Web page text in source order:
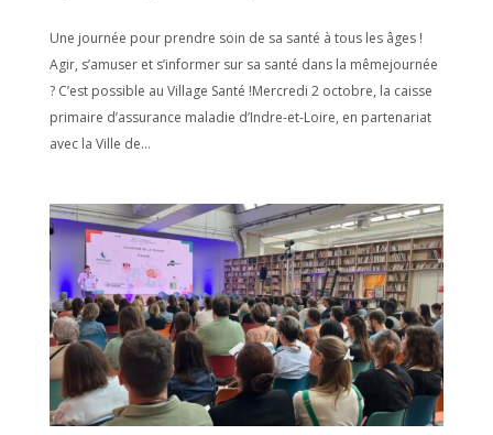
Une journée pour prendre soin de sa santé à tous les âges !
Agir, s’amuser et s’informer sur sa santé dans la mêmejournée
? C’est possible au Village Santé !Mercredi 2 octobre, la caisse
primaire d’assurance maladie d’Indre-et-Loire, en partenariat
avec la Ville de...